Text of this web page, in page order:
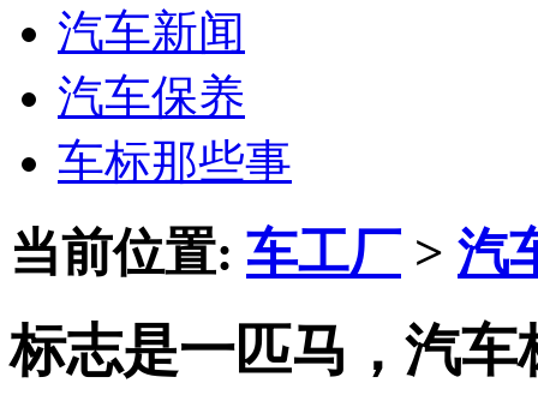
汽车新闻
汽车保养
车标那些事
当前位置: 车工厂 > 汽
标志是一匹马，汽